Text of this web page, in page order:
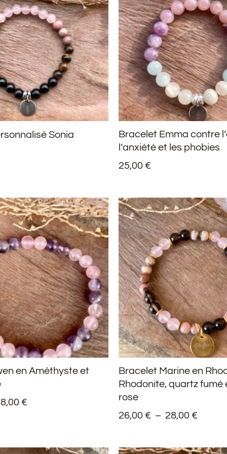
Sonia
Bracelet Emma contre
l’anxiété et les phobies
25,00 €
en Améthyste et
€
PLAGE
DE
PRIX :
15,00 €
À
18,00 €
Bracelet Marine en
Rhodonite, quartz fumé
rose
26,00 € – 28,00 €
DE
PRIX :
26,00
À
28,00